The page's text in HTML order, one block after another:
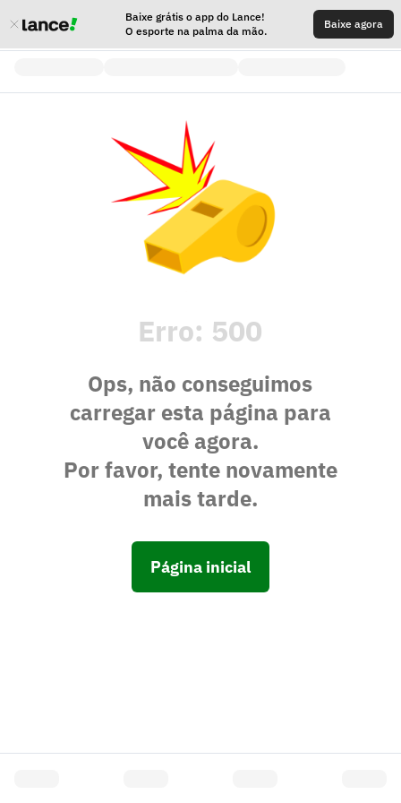
Baixe grátis o app do Lance!
O esporte na palma da mão.
Baixe agora
Erro: 500
Ops, não conseguimos
carregar esta página para
você agora.
Por favor, tente novamente
mais tarde.
Página inicial